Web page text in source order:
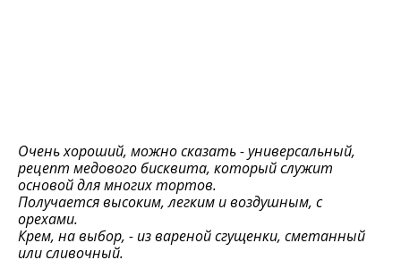
Очень хороший, можно сказать - универсальный,
рецепт медового бисквита, который служит
основой для многих тортов.
Получается высоким, легким и воздушным, с
орехами.
Крем, на выбор, - из вареной сгущенки, сметанный
или сливочный.